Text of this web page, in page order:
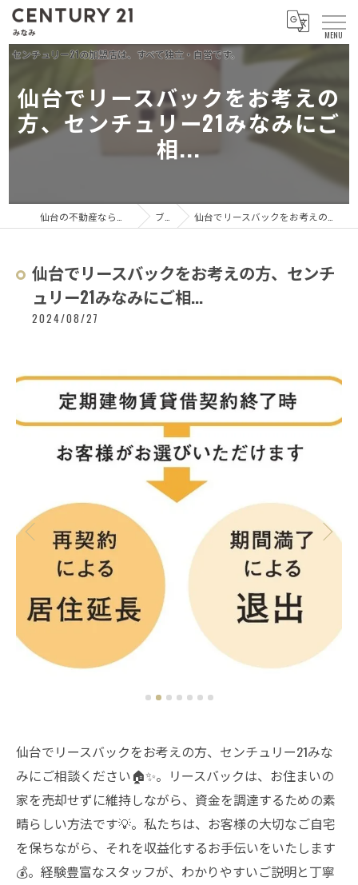
仙台でリースバックをお考えの
方、センチュリー21みなみにご
相...
ブログ 仙台でリースバックをお考えの方、センチュリー21みなみにご相...
仙台でリースバックをお考えの方、センチ
ュリー21みなみにご相...
2024/08/27
仙台でリースバックをお考えの方、センチュリー21みな
みにご相談ください🏠✨。リースバックは、お住まいの
家を売却せずに維持しながら、資金を調達するための素
晴らしい方法です💡。私たちは、お客様の大切なご自宅
を保ちながら、それを収益化するお手伝いをいたします
💰。経験豊富なスタッフが、わかりやすいご説明と丁寧